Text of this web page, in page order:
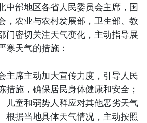
中部地区各省人民委员会主席，国
，农业与农村发展部，卫生部、教
门密切关注天气变化，主动指导展
寒天气的措施：
主席主动加大宣传力度，引导人民
措施，确保居民身体健康和安全；
儿童和弱势人群应对其他恶劣天气
根据当地具体天气情况，主动按照